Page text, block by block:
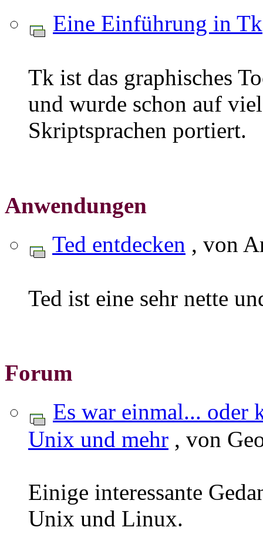
Eine Einführung in Tk
Tk ist das graphisches
und wurde schon auf
Skriptsprachen portiert.
Anwendungen
Ted entdecken , von
Ted ist eine sehr nette
Forum
Es war einmal... oder
Unix und mehr , von
Einige interessante
Unix und Linux.